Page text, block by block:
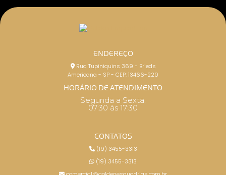
ENDEREÇO
Rua Tupiniquins 369 - Brieds
Americana - SP - CEP: 13466-220
HORÁRIO DE ATENDIMENTO
Segunda a Sexta:
07:30 às 17:30
CONTATOS
(19) 3455-3313
(19) 3455-3313